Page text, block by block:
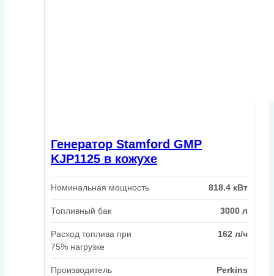
Генератор Stamford GMP
KJP1125 в кожухе
Номинальная мощность 818.4 кВт
Топливный бак 3000 л
Расход топлива при
75% нагрузке
162 л/ч
Производитель
Perkins